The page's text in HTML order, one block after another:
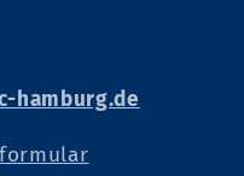
hamburg.de